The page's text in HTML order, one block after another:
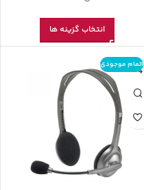
انتخاب گزینه ها
اتمام موجودی